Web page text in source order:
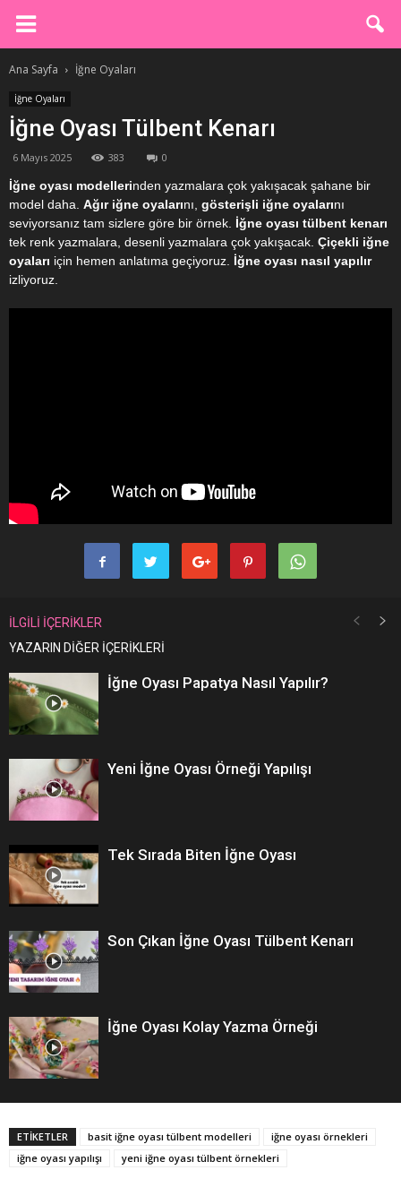
Ana Sayfa İğne Oyaları
İğne Oyaları
İğne Oyası Tülbent Kenarı
6 Mayıs 2025 383 0
İğne oyası modellerinden yazmalara çok yakışacak şahane bir
model daha. Ağır iğne oyalarını, gösterişli iğne oyalarını
seviyorsanız tam sizlere göre bir örnek. İğne oyası tülbent kenarı
tek renk yazmalara, desenli yazmalara çok yakışacak. Çiçekli iğne
oyaları için hemen anlatıma geçiyoruz. İğne oyası nasıl yapılır
izliyoruz.
İLGİLİ İÇERİKLER
YAZARIN DİĞER İÇERİKLERİ
İğne Oyası Papatya Nasıl Yapılır?
Yeni İğne Oyası Örneği Yapılışı
Tek Sırada Biten İğne Oyası
Son Çıkan İğne Oyası Tülbent Kenarı
İğne Oyası Kolay Yazma Örneği
ETİKETLER basit iğne oyası tülbent modelleri
iğne oyası örnekleri
iğne oyası yapılışı
yeni iğne oyası tülbent örnekleri